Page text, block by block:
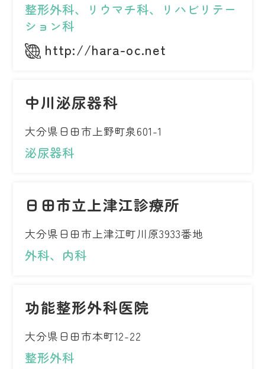
整形外科、リウマチ科、リハビリテー
ション科
http://hara-oc.net
中川泌尿器科
大分県日田市上野町泉601-1
泌尿器科
日田市立上津江診療所
大分県日田市上津江町川原3933番地
外科、内科
功能整形外科医院
大分県日田市本町12-22
整形外科